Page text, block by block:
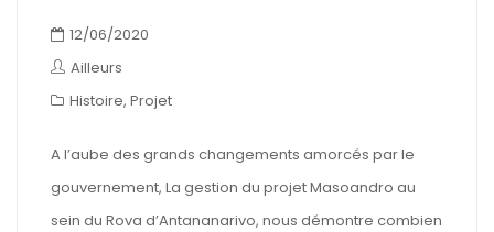
12/06/2020
Ailleurs
Histoire, Projet
A l’aube des grands changements amorcés par le
gouvernement, La gestion du projet Masoandro au
sein du Rova d’Antananarivo, nous démontre combien